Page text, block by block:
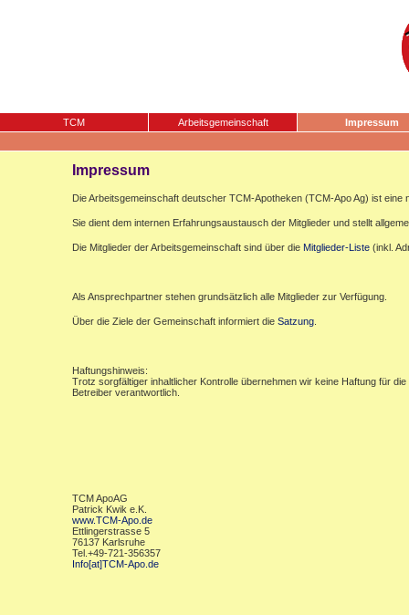
TCM Arbeitsgemeinschaft Impressum
Impressum
Die Arbeitsgemeinschaft deutscher TCM-Apotheken (TCM-Apo Ag) ist eine
Sie dient dem internen Erfahrungsaustausch der Mitglieder und stellt
Die Mitglieder der Arbeitsgemeinschaft sind über die Mitglieder-Liste (inkl.
Als Ansprechpartner stehen grundsätzlich alle Mitglieder zur Verfügung.
Über die Ziele der Gemeinschaft informiert die Satzung
Haftungshinweis:
Trotz sorgfältiger inhaltlicher Kontrolle übernehmen wir keine Haftung für
Betreiber verantwortlich.
TCM ApoAG
Patrick Kwik e.K.
www.TCM-Apo.de
Ettlingerstrasse 5
76137 Karlsruhe
Tel.+49-721-356357
Info[at]TCM-Apo.de